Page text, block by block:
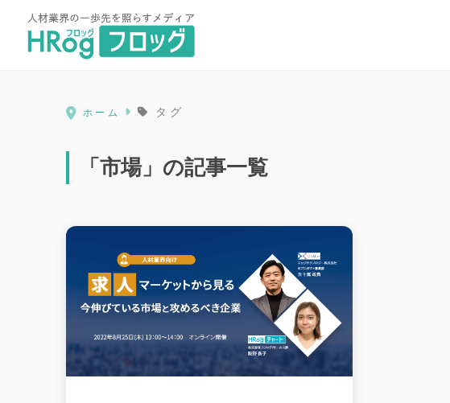
HRog | 人材業界の一歩先を照らすメディア
ホーム タグ
「市場」の記事一覧